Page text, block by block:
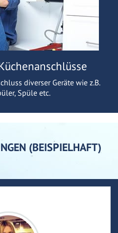
diverser Geräte wie z.B.
Spüle etc.
(BEISPIELHAFT)